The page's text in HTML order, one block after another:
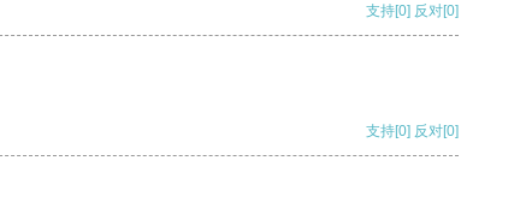
支持[0] 反对[0]
支持[0] 反对[0]